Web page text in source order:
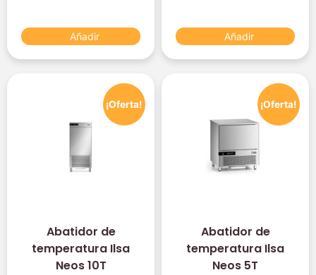
Añadir Añadir
¡Oferta!
Abatidor de
temperatura Ilsa
Neos 10T
¡Oferta!
Abatidor de
temperatura Ilsa
Neos 5T